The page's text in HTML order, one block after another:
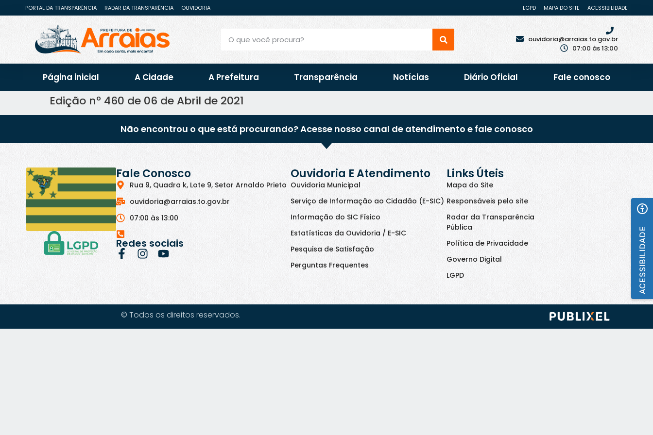
PORTAL DA TRANSPARÊNCIA RADAR DA TRANSPARÊNCIA OUVIDORIA LGPD MAPA DO SITE ACESSIBILIDADE
ouvidoria@arraias.to.gov.br
07:00 às 13:00
Página inicial A Cidade A Prefeitura Transparência Notícias Diário Oficial Fale conosco
Edição nº 460 de 06 de Abril de 2021
Não encontrou o que está procurando? Acesse nosso canal de atendimento e fale conosco
Fale Conosco
Rua 9, Quadra k, Lote 9, Setor Arnaldo Prieto
ouvidoria@arraias.to.gov.br
07:00 às 13:00
Redes sociais
Ouvidoria E Atendimento
Ouvidoria Municipal
Serviço de Informação ao Cidadão (E-SIC)
Informação do SIC Físico
Estatísticas da Ouvidoria / E-SIC
Pesquisa de Satisfação
Perguntas Frequentes
Links Úteis
Mapa do Site
Responsáveis pelo site
Radar da Transparência
Pública
Política de Privacidade
Governo Digital
LGPD
© Todos os direitos reservados.
ACESSIBILIDADE